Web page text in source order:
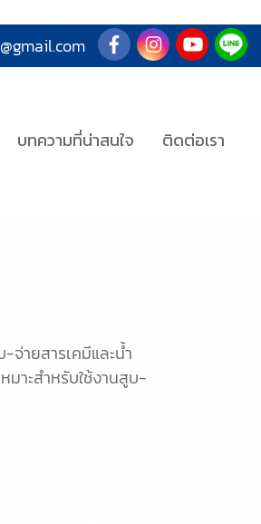
บทความที่น่าสนใจ ติดต่อเรา
ายสารเคมีและน้ำ
มาะสำหรับใช้งานสูบ-